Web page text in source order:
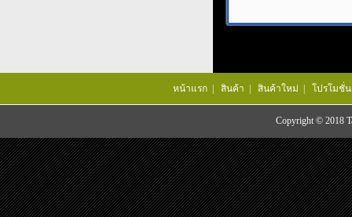
หน้าแรก| สินค้า สินค้าใหม่ โปรโมชั่น
Copyright © 2018